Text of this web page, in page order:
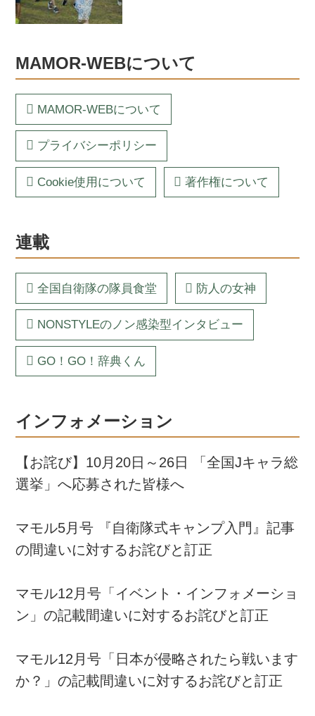
MAMOR-WEBについて
MAMOR-WEBについて
プライバシーポリシー
Cookie使用について 著作権について
連載
全国自衛隊の隊員食堂 防人の女神
NONSTYLEのノン感染型インタビュー
GO！GO！辞典くん
インフォメーション
【お詫び】10月20日～26日 「全国Jキャラ総
選挙」へ応募された皆様へ
マモル5月号 『自衛隊式キャンプ入門』記事
の間違いに対するお詫びと訂正
マモル12月号「イベント・インフォメーショ
ン」の記載間違いに対するお詫びと訂正
マモル12月号「日本が侵略されたら戦います
か？」の記載間違いに対するお詫びと訂正